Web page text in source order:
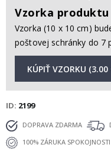
Vzorka produktu
Vzorka (10 x 10 cm)
poštovej schránky do 7
KÚPIŤ VZORKU (3.00
ID 2199
DOPRAVA ZDARMA
100% ZÁRUKA SPOKOJNOSTI